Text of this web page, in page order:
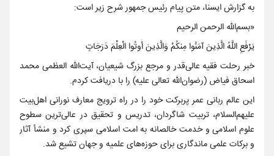
به گزارش ایسنا، متن پیام رئیس جمهور شرح زیر است:
«بسم‌الله الرحمن الرحیم
یَرْفَعِ اللَّهُ الَّذِینَ آمَنُوا مِنکُمْ وَالَّذِینَ أُوتُوا الْعِلْمَ دَرَجَاتٍ
خبر رحلت فقیه عالی‌قدر و مرجع بزرگ شیعیان، آیت‌الله العظمی محمد
اسحاق فیاض (رضوان‌الله تعالی علیه) را با دریافت کردم.
این عالم ربانی عمر پربرکت خود را در راه ترویج معارف نورانی اهل‌بیت
علیهم‌السلام، تربیت شاگردان، تدریس و تحقیق در عالی‌ترین سطوح
علوم اسلامی و خدمت خالصانه به امت اسلامی سپری کرد و منشأ آثار
و برکات علمی ماندگاری برای حوزه‌های علمیه و جهان تشیع شد.